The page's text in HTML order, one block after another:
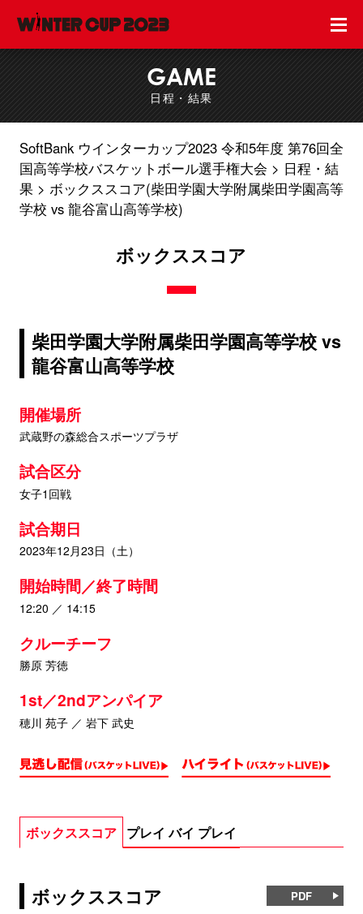
GAME
日程・結果
SoftBank ウインターカップ2023 令和5年度 第76回全
国高等学校バスケットボール選手権大会
日程・結
果
ボックススコア(柴田学園大学附属柴田学園高等
学校 vs 龍谷富山高等学校)
ボックススコア
柴田学園大学附属柴田学園高等学校 vs
龍谷富山高等学校
開催場所
武蔵野の森総合スポーツプラザ
試合区分
女子1回戦
試合期日
2023年12月23日（土）
開始時間／終了時間
12:20 ／ 14:15
クルーチーフ
勝原 芳徳
1st／2ndアンパイア
穂川 苑子 ／ 岩下 武史
ボックススコア プレイ バイ プレイ
ボックススコア PDF